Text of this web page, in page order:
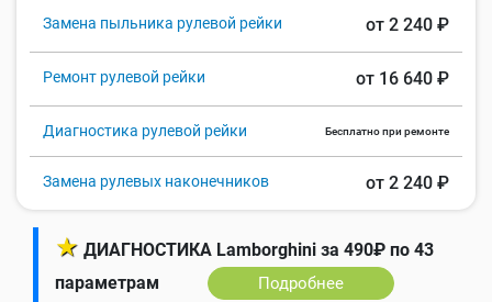
Замена пыльника рулевой рейки от 2 240 ₽
Ремонт рулевой рейки от 16 640 ₽
Диагностика рулевой рейки Бесплатно при ремонте
Замена рулевых наконечников от 2 240 ₽
★ ДИАГНОСТИКА Lamborghini за 490₽ по 43
параметрам
Подробнее